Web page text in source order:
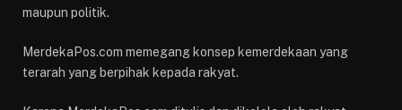
maupun politik.
MerdekaPos.com memegang konsep kemerdekaan yang
terarah yang berpihak kepada rakyat.